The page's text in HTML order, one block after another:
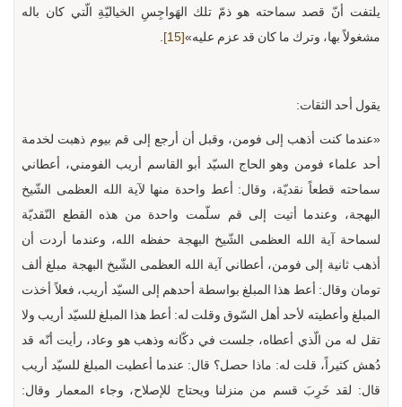
يلتفت أنّ قصد سماحته هو ذمّ تلك الهَواجِسِ الخياليّةِ الّتي كان باله
مشغولاً بها، وترك ما كان قد عزم عليه»[15]
.
يقول أحد الثقات:
«عندما كنت أذهب إلى فومن، وقبل أن أرجع إلى قم بيوم ذهبت لخدمة
أحد علماء فومن وهو الحاج السيّد أبو القاسم أريب الفومني، أعطاني
سماحته قطعاً نقديّة، وقال: أعط واحدة منها لآية الله العظمى الشّيخ
البهجة، وعندما أتيت إلى قم سلّمت واحدة من هذه القطع النّقديّة
لسماحة آية الله العظمى الشّيخ البهجة حفظه الله، وعندما أردت أن
أذهب ثانية إلى فومن، أعطاني آية الله العظمى الشّيخ البهجة مبلغ ألف
تومان وقال: أعط هذا المبلغ بواسطة أحدهم إلى السيّد أريب، فعلاً أخذت
المبلغ وأعطيته لأحد أهل السّوق وقلت له: أعط هذا المبلغ للسيّد أريب ولا
تقل له من الّذي أعطاه، جلست في دكّانه وذهب هو وعاد، رأيت أنّه قد
دُهش كثيراً، قلت له: ماذا حصل؟ قال: عندما أعطيت المبلغ للسيّد أريب
قال: لقد خَرِبَ قسم من منزلنا ويحتاج للإصلاح، وجاء المعمار وقال: